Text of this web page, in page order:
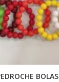
BOLAS